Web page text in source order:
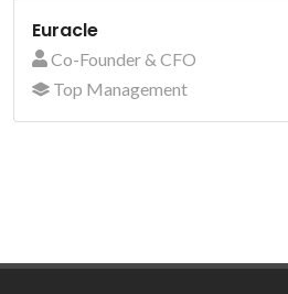
Euracle
Co-Founder & CFO
Top Management